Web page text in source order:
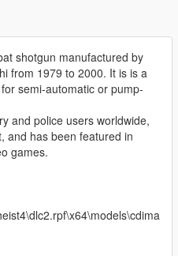
shotgun manufactured by
from 1979 to 2000. It is is a
semi-automatic or pump-
and police users worldwide,
and has been featured in
games.